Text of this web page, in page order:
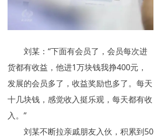
刘某：“下面有会员了，会员每次进
货都有收益，他进1万块钱我挣400元，
发展的会员多了，收益奖励也多了。每天
十几块钱，感觉收入挺乐观，每天都有收
入。”
刘某不断拉亲戚朋友入伙，积累到50